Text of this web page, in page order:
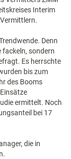
Interim
Denn
fackeln, sondern
Es herrschte
bis zum
des Booms
ermittelt. Noch
bei 17
die in